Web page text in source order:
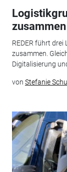
zusammen
REDER führt
zusammen.
Digitalisierung
von Stefanie